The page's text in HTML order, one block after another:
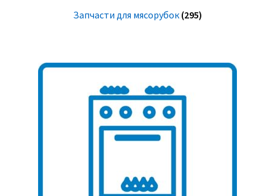
Запчасти для мясорубок (295)